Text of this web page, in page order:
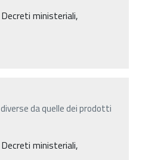
ministeriali,
da quelle dei prodotti
ministeriali,